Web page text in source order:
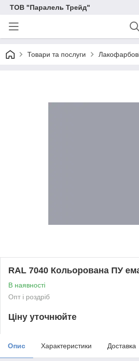
ТОВ "Паралель Трейд"
Товари та послуги
RAL 7040 Кольорована ПУ
В наявності
Опт і роздріб
Ціну уточнюйте
Опис Характеристики Доставка